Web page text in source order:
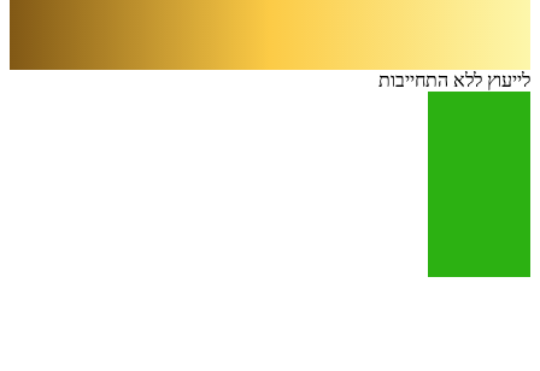
לייעוץ ללא התחייבות